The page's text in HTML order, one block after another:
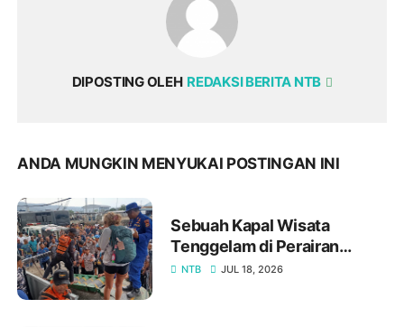
DIPOSTING OLEH REDAKSI BERITA NTB
ANDA MUNGKIN MENYUKAI POSTINGAN INI
Sebuah Kapal Wisata
Tenggelam di Perairan
Tanjung Katupa, 45 Orang
NTB JUL 18, 2026